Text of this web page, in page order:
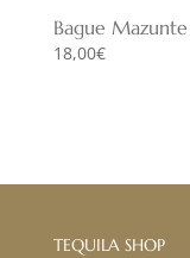
Bague Mazunte
18,00€
TEQUILA SHOP